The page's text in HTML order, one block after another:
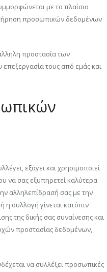
με το πλαίσιο
προσωπικών δεδομένων
προστασία των
τους από εμάς και
εξάγει και χρησιμοποιεί
να σας εξυπηρετεί καλύτερα
αλληλεπίδρασή σας με την
συλλογή γίνεται κατόπιν
της δικής σας συναίνεσης και
προστασίας δεδομένων,
να συλλέξει προσωπικές